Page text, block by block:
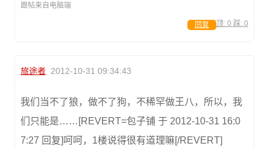
跟帖来自电脑端
顶: 0 踩: 0
回复
旅途者 2012-10-31 09:34:43
我们当不了狼，做不了狗，不稀罕做王八，所以，我
们只能是……[REVERT=包子铺 于 2012-10-31 16:0
7:27 回复]呵呵，1楼说得很有道理嘛[/REVERT]